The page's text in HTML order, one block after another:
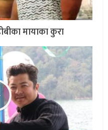
मायाका कुरा